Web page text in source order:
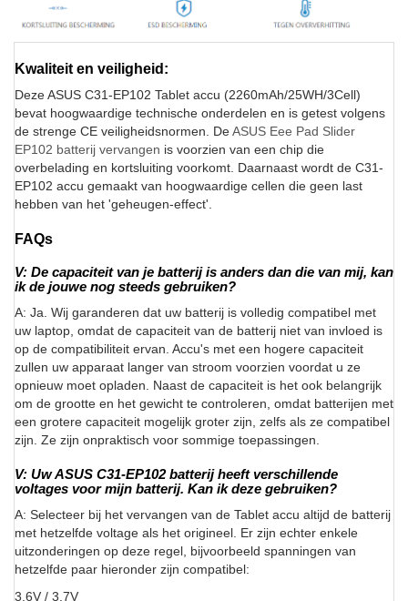
Kwaliteit en veiligheid:
Deze ASUS C31-EP102 Tablet accu (2260mAh/25WH/3Cell)
bevat hoogwaardige technische onderdelen en is getest volgens
de strenge CE veiligheidsnormen. DeASUS Eee Pad Slider
EP102 batterij vervangen is voorzien van een chip die
overbelading en kortsluiting voorkomt. Daarnaast wordt de C31-
EP102 accu gemaakt van hoogwaardige cellen die geen last
hebben van het 'geheugen-effect'.
FAQs
V: De capaciteit van je batterij is anders dan die van mij, kan
ik de jouwe nog steeds gebruiken?
A: Ja. Wij garanderen dat uw batterij is volledig compatibel met
uw laptop, omdat de capaciteit van de batterij niet van invloed is
op de compatibiliteit ervan. Accu's met een hogere capaciteit
zullen uw apparaat langer van stroom voorzien voordat u ze
opnieuw moet opladen. Naast de capaciteit is het ook belangrijk
om de grootte en het gewicht te controleren, omdat batterijen met
een grotere capaciteit mogelijk groter zijn, zelfs als ze compatibel
zijn. Ze zijn onpraktisch voor sommige toepassingen.
V: Uw ASUS C31-EP102 batterij heeft verschillende
voltages voor mijn batterij. Kan ik deze gebruiken?
A: Selecteer bij het vervangen van de Tablet accu altijd de batterij
met hetzelfde voltage als het origineel. Er zijn echter enkele
uitzonderingen op deze regel, bijvoorbeeld spanningen van
hetzelfde paar hieronder zijn compatibel:
3.6V / 3.7V